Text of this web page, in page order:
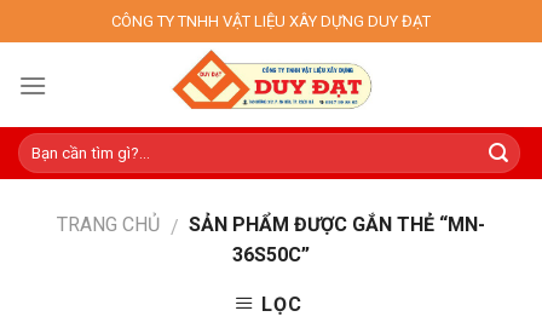
to
content
CÔNG TY TNHH VẬT LIỆU XÂY DỰNG DUY ĐẠT
TRANG CHỦ / SẢN PHẨM ĐƯỢC GẮN THẺ “MN-
36S50C”
LỌC